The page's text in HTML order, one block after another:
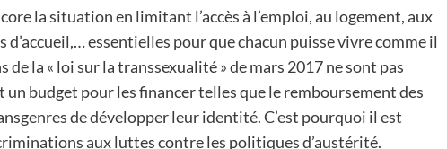
la situation en limitant l’accès à l’emploi, au logement, aux
essentielles pour que chacun puisse vivre comme il
de la « loi sur la transsexualité » de mars 2017 ne sont pas
un budget pour les financer telles que le remboursement des
de développer leur identité. C’est pourquoi il est
aux luttes contre les politiques d’austérité.